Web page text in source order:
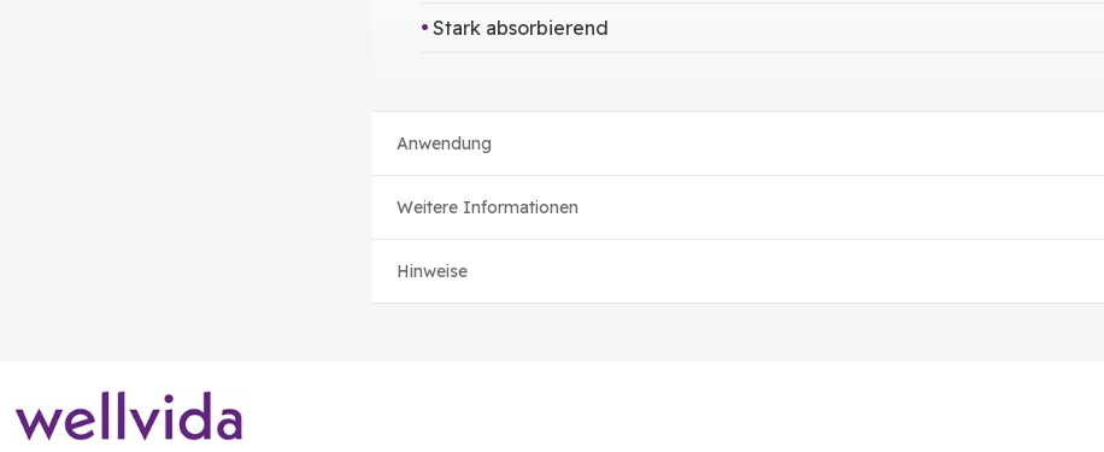
Stark absorbierend
Anwendung
Weitere Informationen
Hinweise